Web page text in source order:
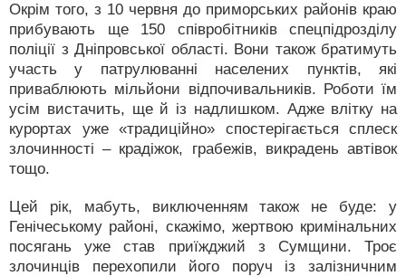
Окрім того, з 10 червня до приморських районів краю
прибувають ще 150 співробітників спецпідрозділу
поліції з Дніпровської області. Вони також братимуть
участь у патрулюванні населених пунктів, які
приваблюють мільйони відпочивальників. Роботи їм
усім вистачить, ще й із надлишком. Адже влітку на
курортах уже «традиційно» спостерігається сплеск
злочинності – крадіжок, грабежів, викрадень автівок
тощо.
Цей рік, мабуть, виключенням також не буде: у
Генічеському районі, скажімо, жертвою кримінальних
посягань уже став приїжджий з Сумщини. Троє
злочинців перехопили його поруч із залізничним